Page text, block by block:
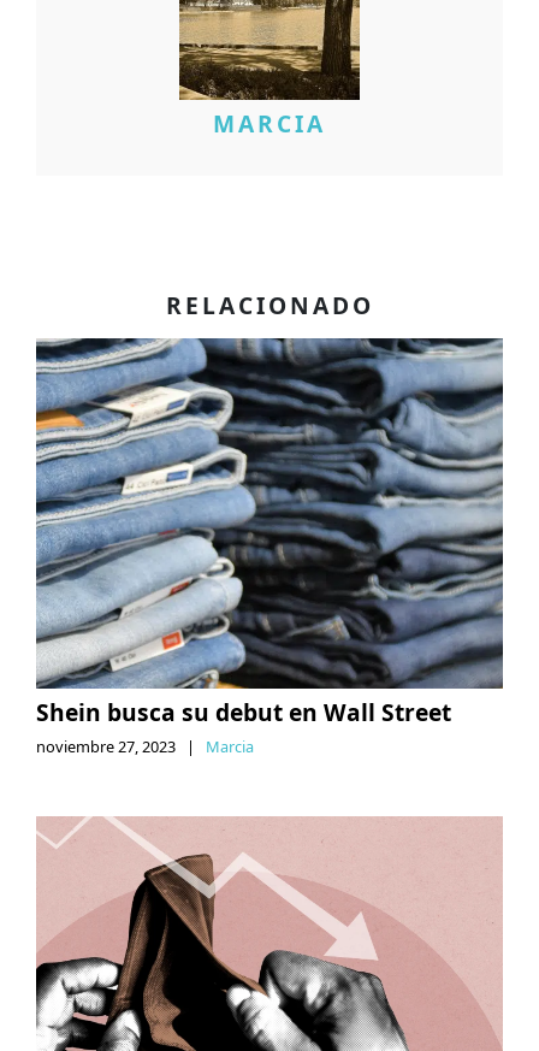
MARCIA
RELACIONADO
Shein busca su debut en Wall Street
noviembre 27, 2023 | Marcia